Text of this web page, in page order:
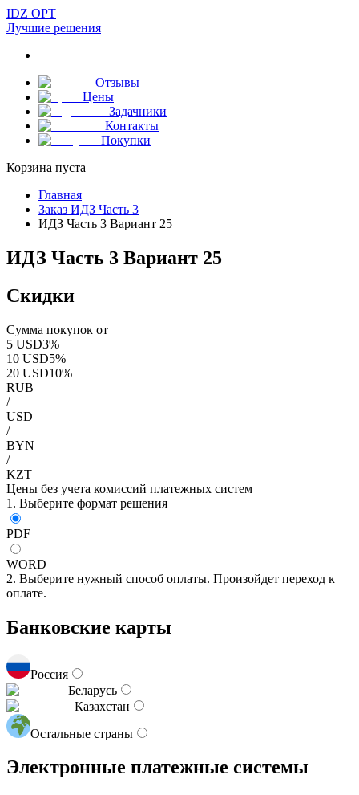
IDZ OPT
Лучшие решения
Отзывы
Цены
Задачники
Контакты
Покупки
Корзина пуста
Главная
Заказ ИДЗ Часть 3
ИДЗ Часть 3 Вариант 25
ИДЗ Часть 3 Вариант 25
Скидки
Сумма покупок от
5 USD3%
10 USD5%
20 USD10%
RUB
/
USD
/
BYN
/
KZT
Цены без учета комиссий платежных систем
1. Выберите формат решения
PDF
WORD
2. Выберите нужный способ оплаты. Произойдет переход к
оплате.
Банковские карты
Россия
Беларусь
Казахстан
Остальные страны
Электронные платежные системы